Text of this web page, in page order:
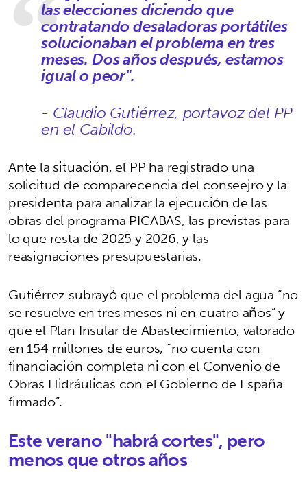
las elecciones diciendo que
contratando desaladoras portátiles
solucionaban el problema en tres
meses. Dos años después, estamos
igual o peor".
- Claudio Gutiérrez, portavoz del PP
en el Cabildo.
Ante la situación, el PP ha registrado una
solicitud de comparecencia del conseejro y la
presidenta para analizar la ejecución de las
obras del programa PICABAS, las previstas para
lo que resta de 2025 y 2026, y las
reasignaciones presupuestarias.
Gutiérrez subrayó que el problema del agua “no
se resuelve en tres meses ni en cuatro años” y
que el Plan Insular de Abastecimiento, valorado
en 154 millones de euros, “no cuenta con
financiación completa ni con el Convenio de
Obras Hidráulicas con el Gobierno de España
firmado”.
Este verano "habrá cortes", pero
menos que otros años